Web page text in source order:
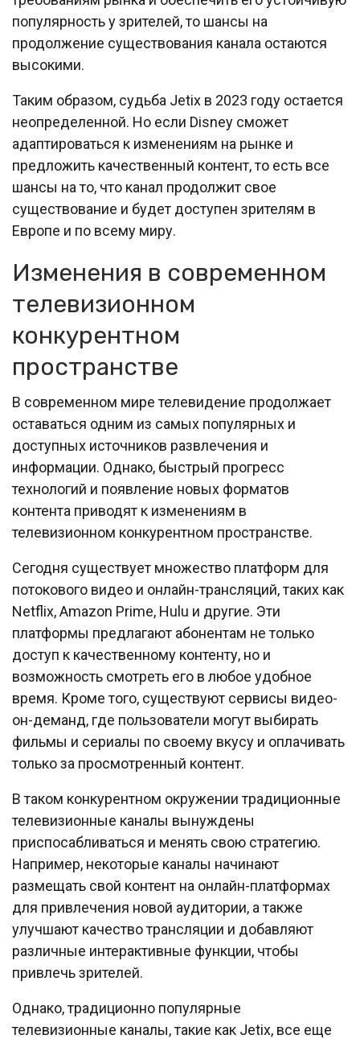
популярность у зрителей, то шансы на
продолжение существования канала остаются
высокими.
Таким образом, судьба Jetix в 2023 году остается
неопределенной. Но если Disney сможет
адаптироваться к изменениям на рынке и
предложить качественный контент, то есть все
шансы на то, что канал продолжит свое
существование и будет доступен зрителям в
Европе и по всему миру.
Изменения в современном
телевизионном
конкурентном
пространстве
В современном мире телевидение продолжает
оставаться одним из самых популярных и
доступных источников развлечения и
информации. Однако, быстрый прогресс
технологий и появление новых форматов
контента приводят к изменениям в
телевизионном конкурентном пространстве.
Сегодня существует множество платформ для
потокового видео и онлайн-трансляций, таких как
Netflix, Amazon Prime, Hulu и другие. Эти
платформы предлагают абонентам не только
доступ к качественному контенту, но и
возможность смотреть его в любое удобное
время. Кроме того, существуют сервисы видео-
он-деманд, где пользователи могут выбирать
фильмы и сериалы по своему вкусу и оплачивать
только за просмотренный контент.
В таком конкурентном окружении традиционные
телевизионные каналы вынуждены
приспосабливаться и менять свою стратегию.
Например, некоторые каналы начинают
размещать свой контент на онлайн-платформах
для привлечения новой аудитории, а также
улучшают качество трансляции и добавляют
различные интерактивные функции, чтобы
привлечь зрителей.
Однако, традиционно популярные
телевизионные каналы, такие как Jetix, все еще